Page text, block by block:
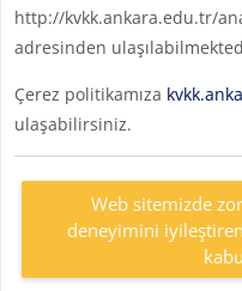
http://kvkk.ankara.edu.tr/
adresinden
Çerez politikamıza
ulaşabilirsiniz.
Web sitemizde
deneyimini